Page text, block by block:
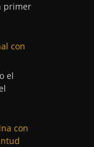
primer
con
el
con